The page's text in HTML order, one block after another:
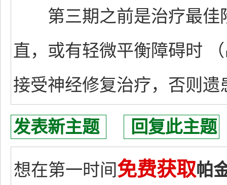
第三期之前是治疗最佳
直，或有轻微平衡障碍时
接受神经修复治疗，否则遗
发表新主题 回复此主题
想在第一时间免费获取帕